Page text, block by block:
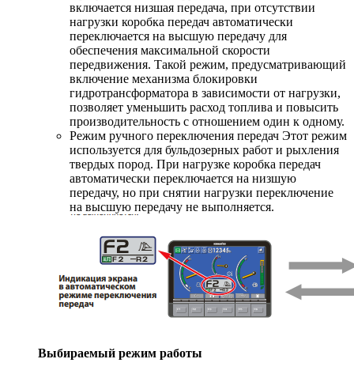
включается низшая передача, при отсутствии
нагрузки коробка передач автоматически
переключается на высшую передачу для
обеспечения максимальной скорости
передвижения. Такой режим, предусматривающий
включение механизма блокировки
гидротрансформатора в зависимости от нагрузки,
позволяет уменьшить расход топлива и повысить
производительность с отношением один к одному.
Режим ручного переключения передач Этот режим
используется для бульдозерных работ и рыхления
твердых пород. При нагрузке коробка передач
автоматически переключается на низшую
передачу, но при снятии нагрузки переключение
на высшую передачу не выполняется.
Выбираемый режим работы